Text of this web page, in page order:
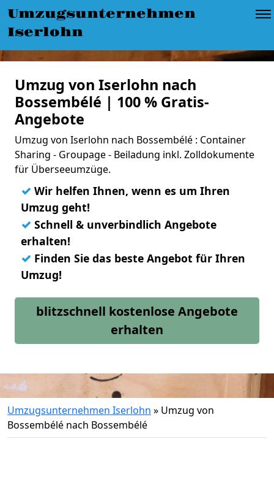
Umzugsunternehmen
Iserlohn
Umzug von Iserlohn nach
Bossembélé | 100 % Gratis-
Angebote
Umzug von Iserlohn nach Bossembélé : Container
Sharing - Groupage - Beiladung inkl. Zolldokumente
für Überseeumzüge.
✓ Wir helfen Ihnen, wenn es um Ihren
Umzug geht!
✓ Schnell & unverbindlich Angebote
erhalten!
✓ Finden Sie das beste Angebot für Ihren
Umzug!
blitzschnell kostenlose Angebote
erhalten
Umzugsunternehmen Iserlohn » Umzug von
Bossembélé nach Bossembélé